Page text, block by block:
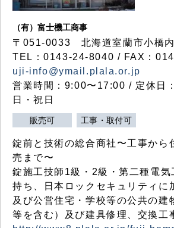
（有）富士機工商事
〒051-0033 北海道室蘭市小橋
TEL：0143-24-8040 / FAX：
uji-info@ymail.plala.or.jp
営業時間：9:00〜17:00 / 定休日
日・祝日
販売可 工事・取付可
錠前と技術の総合商社〜工事から
売まで〜
錠施工技師1級・2級・第二種電気
持ち、日本ロックセキュリティに
及び公営住宅・学校等の公共の建
等を含む）及び建具修理、交換工